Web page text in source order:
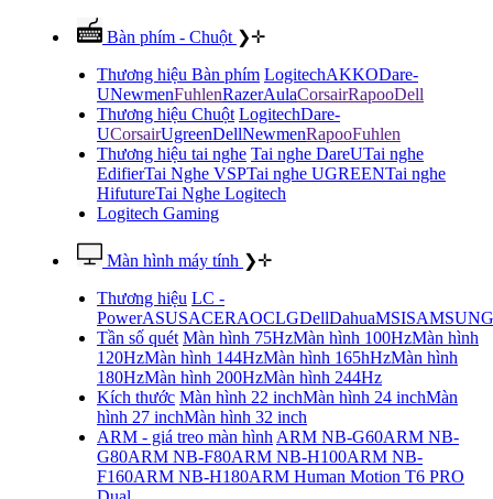
Bàn phím - Chuột ❯✛
Thương hiệu Bàn phím LogitechAKKODare-
UNewmenFuhlenRazerAulaCorsairRapooDell
Thương hiệu Chuột LogitechDare-
UCorsairUgreenDellNewmenRapooFuhlen
Thương hiệu tai nghe Tai nghe DareUTai nghe
EdifierTai Nghe VSPTai nghe UGREENTai nghe
HifutureTai Nghe Logitech
Logitech Gaming
Màn hình máy tính ❯✛
Thương hiệu LC -
PowerASUSACERAOCLGDellDahuaMSISAMSUNG
Tần số quét Màn hình 75HzMàn hình 100HzMàn hình
120HzMàn hình 144HzMàn hình 165hHzMàn hình
180HzMàn hình 200HzMàn hình 244Hz
Kích thước Màn hình 22 inchMàn hình 24 inchMàn
hình 27 inchMàn hình 32 inch
ARM - giá treo màn hình ARM NB-G60ARM NB-
G80ARM NB-F80ARM NB-H100ARM NB-
F160ARM NB-H180ARM Human Motion T6 PRO